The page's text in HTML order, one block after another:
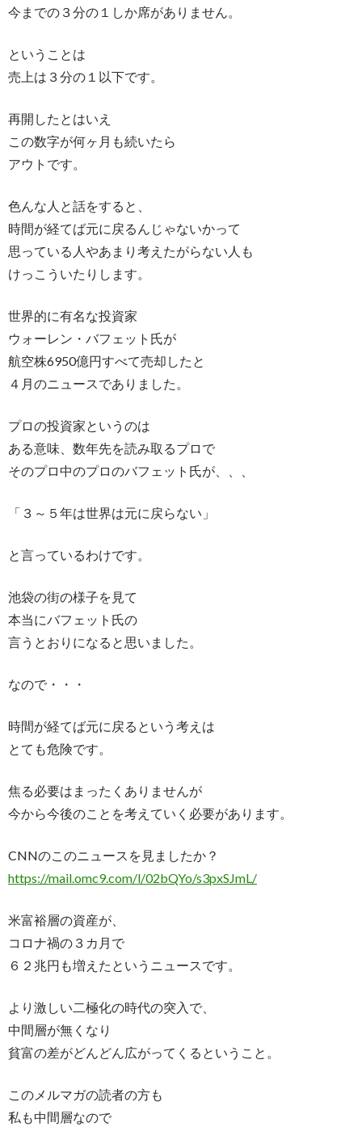
今までの３分の１しか席がありません。
ということは
売上は３分の１以下です。
再開したとはいえ
この数字が何ヶ月も続いたら
アウトです。
色んな人と話をすると、
時間が経てば元に戻るんじゃないかって
思っている人やあまり考えたがらない人も
けっこういたりします。
世界的に有名な投資家
ウォーレン・バフェット氏が
航空株6950億円すべて売却したと
４月のニュースでありました。
プロの投資家というのは
ある意味、数年先を読み取るプロで
そのプロ中のプロのバフェット氏が、、、
「３～５年は世界は元に戻らない」
と言っているわけです。
池袋の街の様子を見て
本当にバフェット氏の
言うとおりになると思いました。
なので・・・
時間が経てば元に戻るという考えは
とても危険です。
焦る必要はまったくありませんが
今から今後のことを考えていく必要があります。
CNNのこのニュースを見ましたか？
https://mail.omc9.com/l/02bQYo/s3pxSJmL/
米富裕層の資産が、
コロナ禍の３カ月で
６２兆円も増えたというニュースです。
より激しい二極化の時代の突入で、
中間層が無くなり
貧富の差がどんどん広がってくるということ。
このメルマガの読者の方も
私も中間層なので